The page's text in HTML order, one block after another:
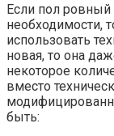
Если пол ровный
необходимости,
использовать
новая, то она
некоторое
вместо
быть: